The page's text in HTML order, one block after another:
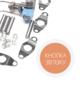
КНОПКА
ЗВ'ЯЗКУ